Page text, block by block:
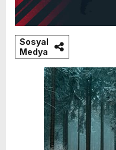
Sosyal
Medya